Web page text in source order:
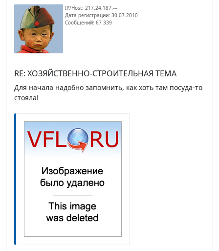
IP/Host: 217.24.187.---
Дата регистрации: 30.07.2010
Сообщений: 67 339
RE: ХОЗЯЙСТВЕННО-СТРОИТЕЛЬНАЯ ТЕМА
Для начала надобно запомнить, как хоть там посуда-то
стояла!